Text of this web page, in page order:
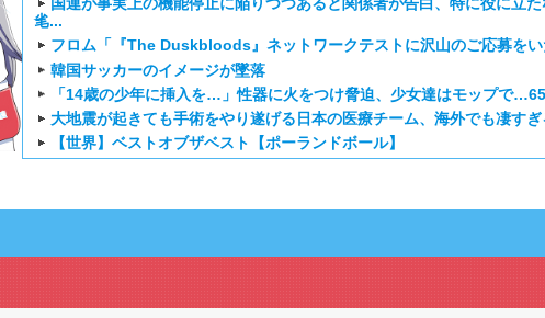
国連が事実上の機能停止に陥りつつあると関係者が告白、特に役に立
毟...
フロム「『The Duskbloods』ネットワークテストに沢山のご応募をい
韓国サッカーのイメージが墜落
「14歳の少年に挿入を…」性器に火をつけ脅迫、少女達はモップで
大地震が起きても手術をやり遂げる日本の医療チーム、海外でも凄す
【世界】ベストオブザベスト【ポーランドボール】
「...
海外「新キャラもヤバいｗ」ヤニねこ第6話の海外反応
【海外の反応】正反対な君と僕2期 5話：西から告白いくとは、ようや